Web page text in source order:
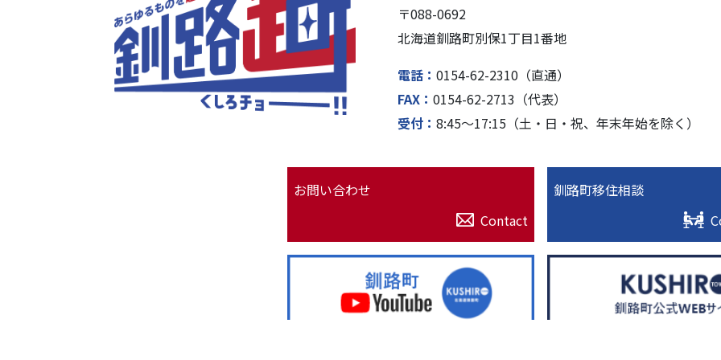
〒088-0692
北海道釧路町別保1丁⽬1番地
電話
0154-62-2310（直通）
FAX
0154-62-2713（代表）
受付
8:45〜17:15（⼟・⽇・祝、年末年始を除く）
お問い合わせ
Contact
釧路町移住相談